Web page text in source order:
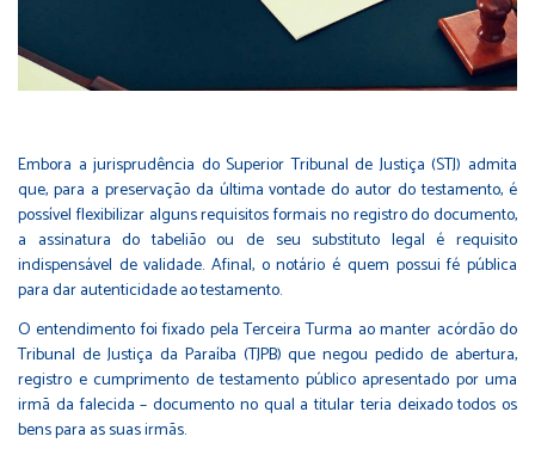
Embora a jurisprudência do Superior Tribunal de Justiça (STJ) admita
que, para a preservação da última vontade do autor do testamento, é
possível flexibilizar alguns requisitos formais no registro do documento,
a assinatura do tabelião ou de seu substituto legal é requisito
indispensável de validade. Afinal, o notário é quem possui fé pública
para dar autenticidade ao testamento.
O entendimento foi fixado pela Terceira Turma ao manter acórdão do
Tribunal de Justiça da Paraíba (TJPB) que negou pedido de abertura,
registro e cumprimento de testamento público apresentado por uma
irmã da falecida – documento no qual a titular teria deixado todos os
bens para as suas irmãs.